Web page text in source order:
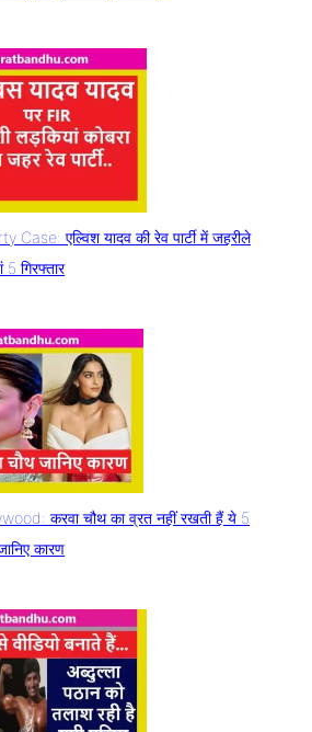
एल्विश यादव की रेव पार्टी में जहरीले
गिरफ्तार
करवा चौथ का व्रत नहीं रखती हैं ये 5
कारण